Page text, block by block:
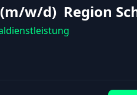
w/d)  Region